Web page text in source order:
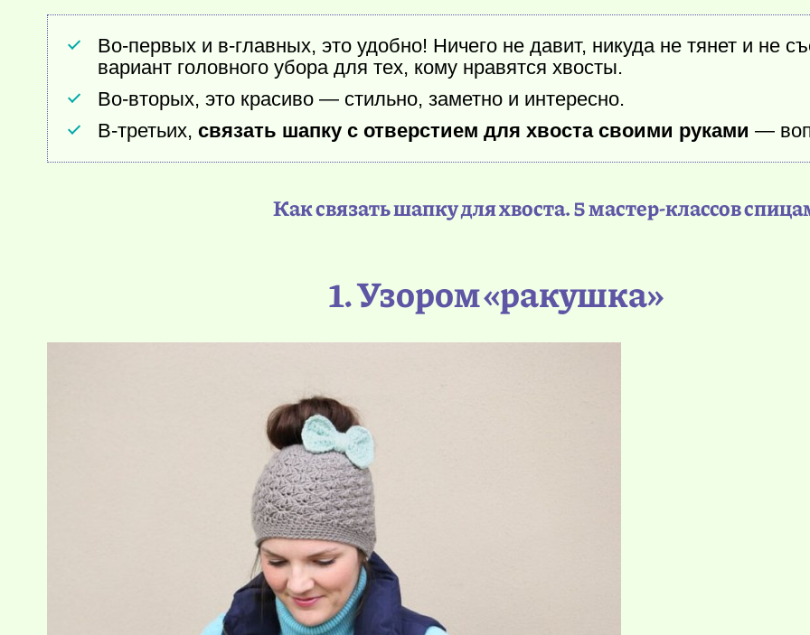
Во-первых и в-главных, это удобно! Ничего не давит, никуда не тянет и не
вариант головного убора для тех, кому нравятся хвосты.
Во-вторых, это красиво — стильно, заметно и интересно.
В-третьих, связать шапку с отверстием для хвоста своими руками —
Как связать шапку для хвоста. 5 мастер-классов
1. Узором «ракушка»